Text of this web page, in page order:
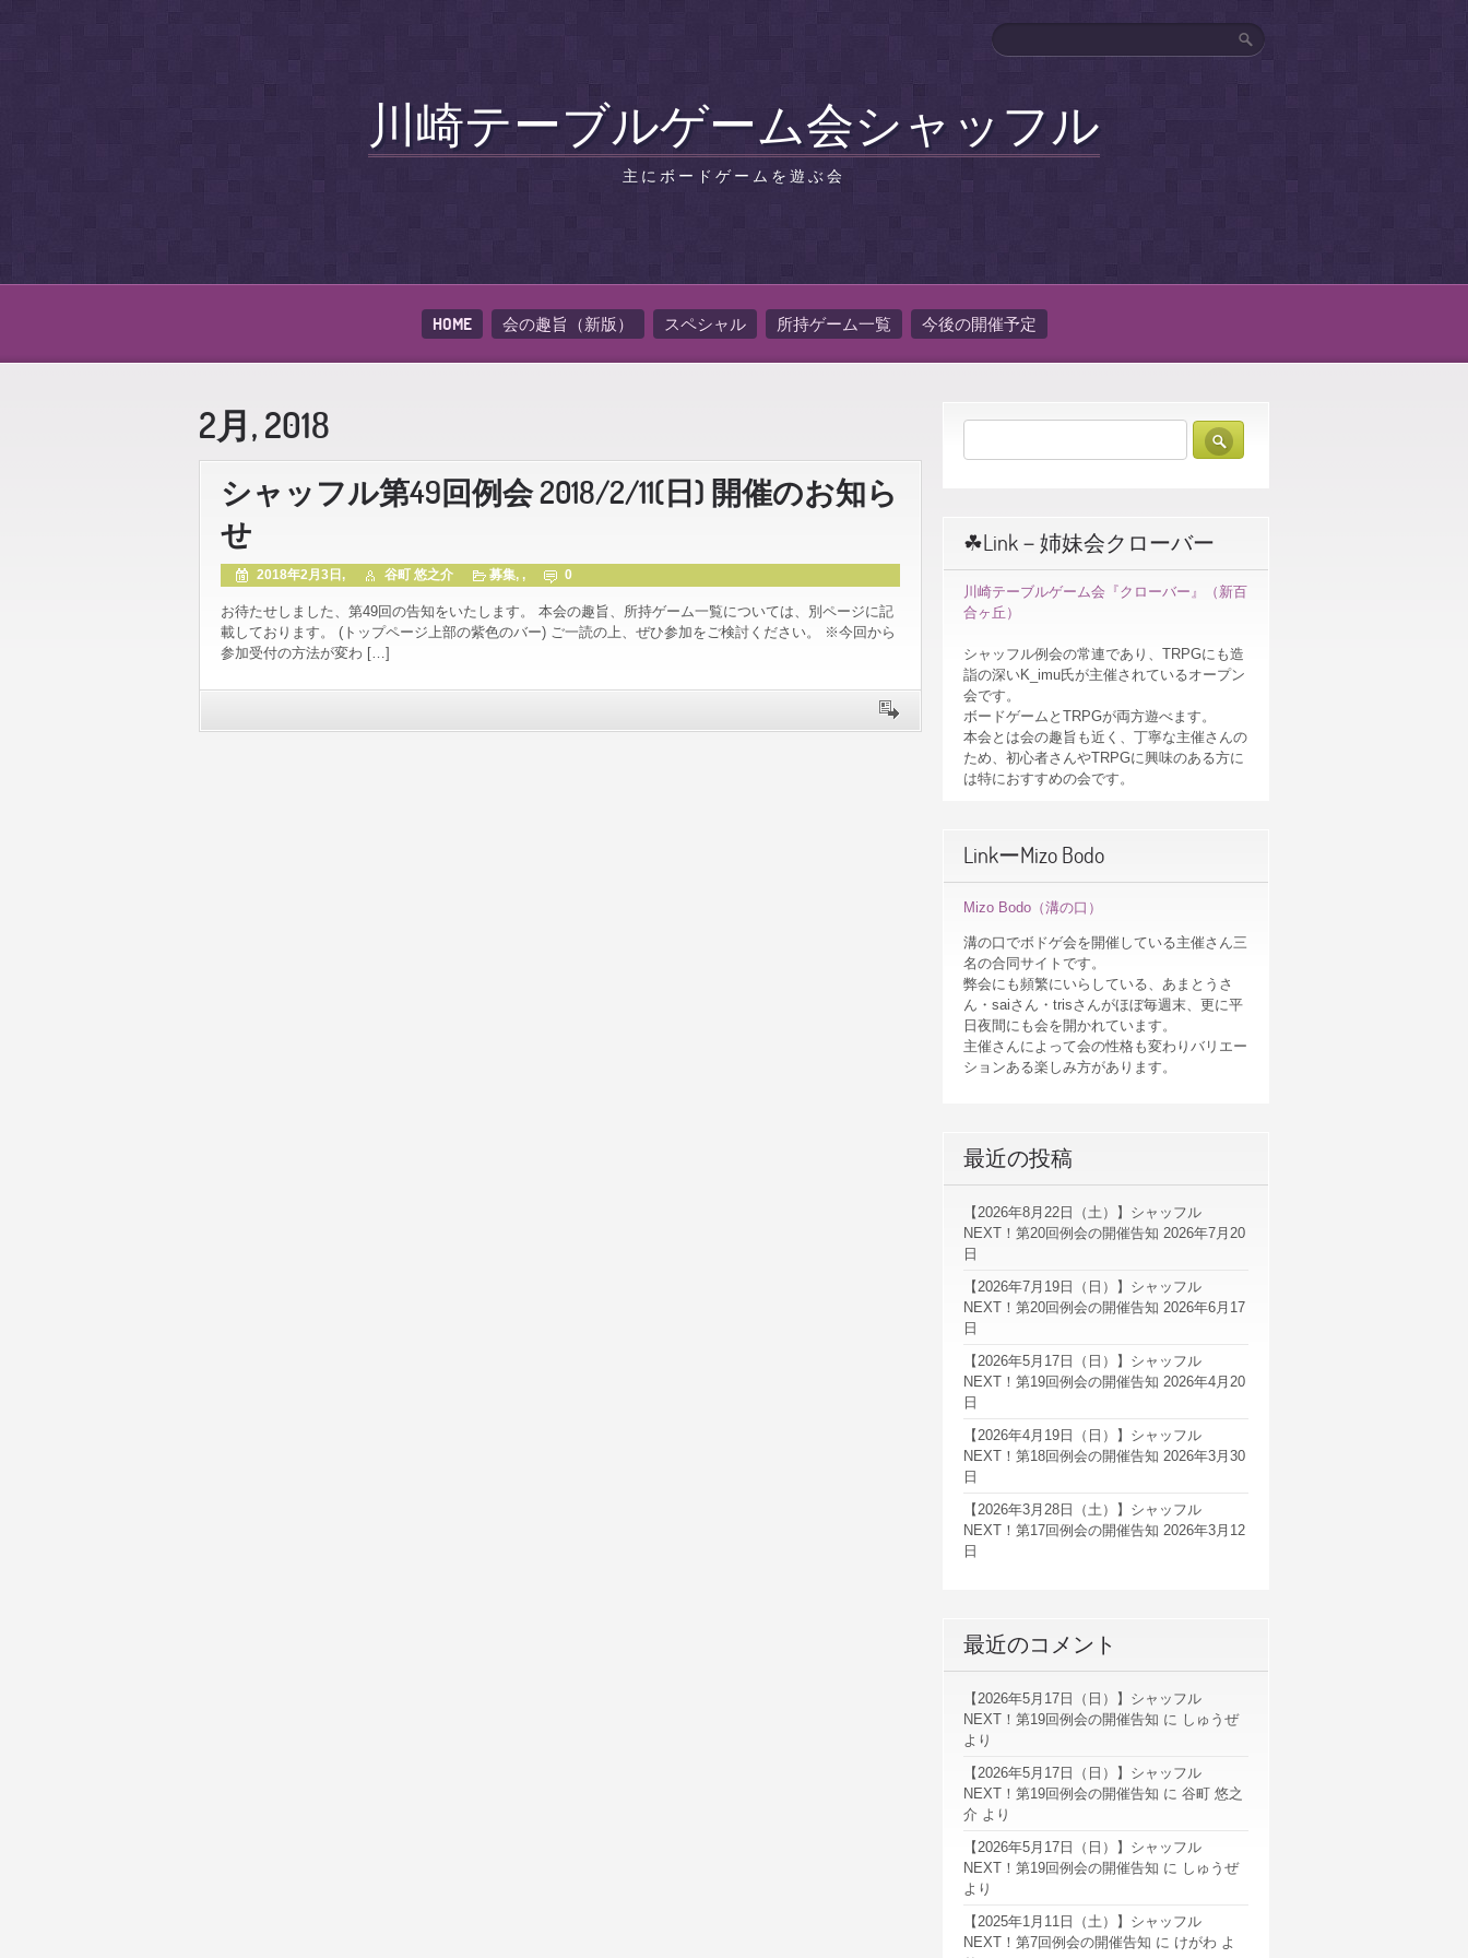
川崎テーブルゲーム会シャッフル
主にボードゲームを遊ぶ会
HOME 会の趣旨（新版） スペシャル 所持ゲーム一覧 今後の開催予定
2月, 2018
シャッフル第49回例会 2018/2/11(日) 開催のお知ら
せ
2018年2月3日, 谷町 悠之介 募集, , 0
お待たせしました、第49回の告知をいたします。 本会の趣旨、所持ゲーム一覧については、別ページに記
載しております。 (トップページ上部の紫色のバー) ご一読の上、ぜひ参加をご検討ください。 ※今回から
参加受付の方法が変わ […]
☘Link－姉妹会クローバー
川崎テーブルゲーム会『クローバー』（新百
合ヶ丘）
シャッフル例会の常連であり、TRPGにも造
詣の深いK_imu氏が主催されているオープン
会です。
ボードゲームとTRPGが両方遊べます。
本会とは会の趣旨も近く、丁寧な主催さんの
ため、初心者さんやTRPGに興味のある方に
は特におすすめの会です。
LinkーMizo Bodo
Mizo Bodo（溝の口）
溝の口でボドゲ会を開催している主催さん三
名の合同サイトです。
弊会にも頻繁にいらしている、あまとうさ
ん・saiさん・trisさんがほぼ毎週末、更に平
日夜間にも会を開かれています。
主催さんによって会の性格も変わりバリエー
ションある楽しみ方があります。
最近の投稿
【2026年8月22日（土）】シャッフル
NEXT！第20回例会の開催告知 2026年7月20
日
【2026年7月19日（日）】シャッフル
NEXT！第20回例会の開催告知 2026年6月17
日
【2026年5月17日（日）】シャッフル
NEXT！第19回例会の開催告知 2026年4月20
日
【2026年4月19日（日）】シャッフル
NEXT！第18回例会の開催告知 2026年3月30
日
【2026年3月28日（土）】シャッフル
NEXT！第17回例会の開催告知 2026年3月12
日
最近のコメント
【2026年5月17日（日）】シャッフル
NEXT！第19回例会の開催告知 に しゅうぜ
より
【2026年5月17日（日）】シャッフル
NEXT！第19回例会の開催告知 に谷町 悠之
介 より
【2026年5月17日（日）】シャッフル
NEXT！第19回例会の開催告知 に しゅうぜ
より
【2025年1月11日（土）】シャッフル
NEXT！第7回例会の開催告知 に けがわ よ